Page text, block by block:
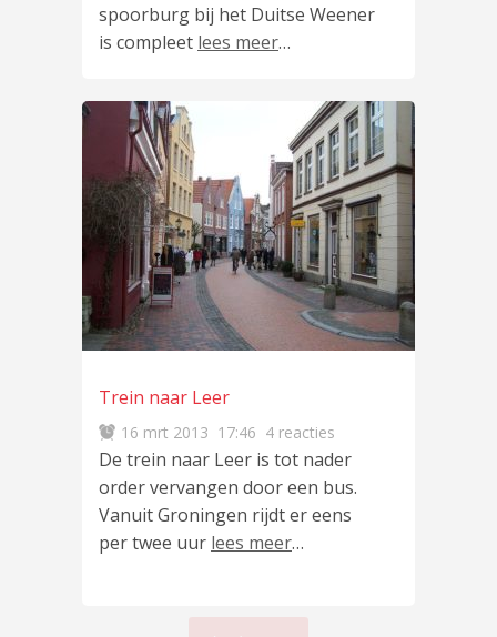
spoorburg bij het Duitse Weener
is compleet lees meer…
Trein naar Leer
16 mrt 2013 17:46 4 reacties
De trein naar Leer is tot nader
order vervangen door een bus.
Vanuit Groningen rijdt er eens
per twee uur lees meer…